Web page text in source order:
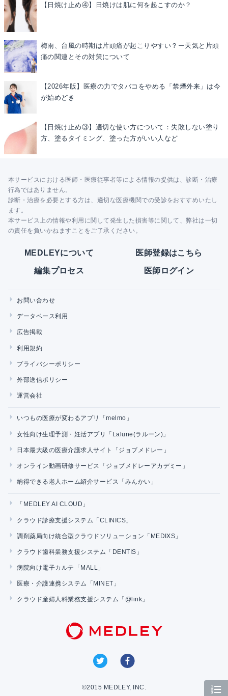
【日焼け止め④】日焼けは肌に何を起こすのか？
梅雨、台風の時期は片頭痛が起こりやすい？ー天気と片頭
痛の関連とその対策について
【2026年版】医療の力でタバコをやめる「禁煙外来」は今
が始めどき
【日焼け止め③】適切な使い方について：失敗しない塗り
方、塗るタイミング、塗った方がいい人など
本サービスにおける医師・医療従事者等による情報の提供は、診断・治療
行為ではありません。
診断・治療を必要とする方は、適切な医療機関での受診をおすすめいたし
ます。
本サービス上の情報や利用に関して発生した損害等に関して、弊社は一切
の責任を負いかねますことをご了承ください。
MEDLEYについて 医師登録はこちら
編集プロセス 医師ログイン
お問い合わせ
データベース利用
広告掲載
利用規約
プライバシーポリシー
外部送信ポリシー
運営会社
いつもの医療が変わるアプリ「melmo」
女性向け生理予測・妊活アプリ「Lalune(ラルーン)」
日本最大級の医療介護求人サイト「ジョブメドレー」
オンライン動画研修サービス「ジョブメドレーアカデミー」
納得できる老人ホーム紹介サービス「みんかい」
「MEDLEY AI CLOUD」
クラウド診療支援システム「CLINICS」
調剤薬局向け統合型クラウドソリューション「MEDIXS」
クラウド歯科業務支援システム「DENTIS」
病院向け電子カルテ「MALL」
医療・介護連携システム「MINET」
クラウド産婦人科業務支援システム「@link」
©2015 MEDLEY, INC.